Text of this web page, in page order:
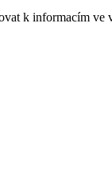
k informacím ve